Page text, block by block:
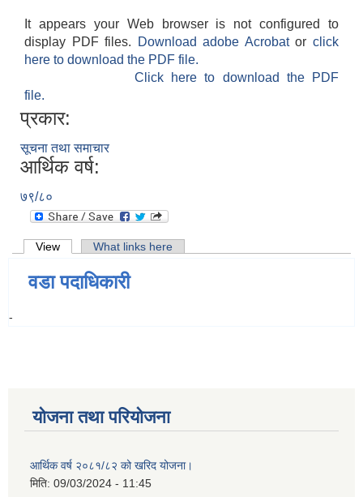
It appears your Web browser is not configured to
display PDF files.
Download adobe Acrobatorclick
here to download the PDF file.
Click here to download the PDF
file.
प्रकार:
सूचना तथा समाचार
आर्थिक वर्ष:
७९/८०
Primary tabs
View (active tab)What links here
वडा पदाधिकारी
-
योजना तथा परियोजना
आर्थिक वर्ष २०८१/८२ को खरिद योजना।
मिति: 09/03/2024 - 11:45